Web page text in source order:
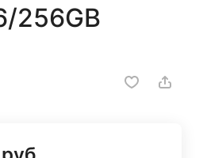
256GB